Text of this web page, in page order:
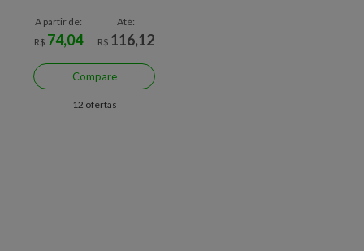
A partir de:
R$ 74,04
Até:
R$ 116,12
Compare
12 ofertas